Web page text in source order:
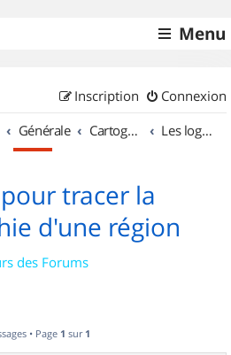
Menu
Connexion
Inscription
Générale Cartographie et GPS Les logiciels
tracer la
d'une région
des Forums
• Page 1 sur 1